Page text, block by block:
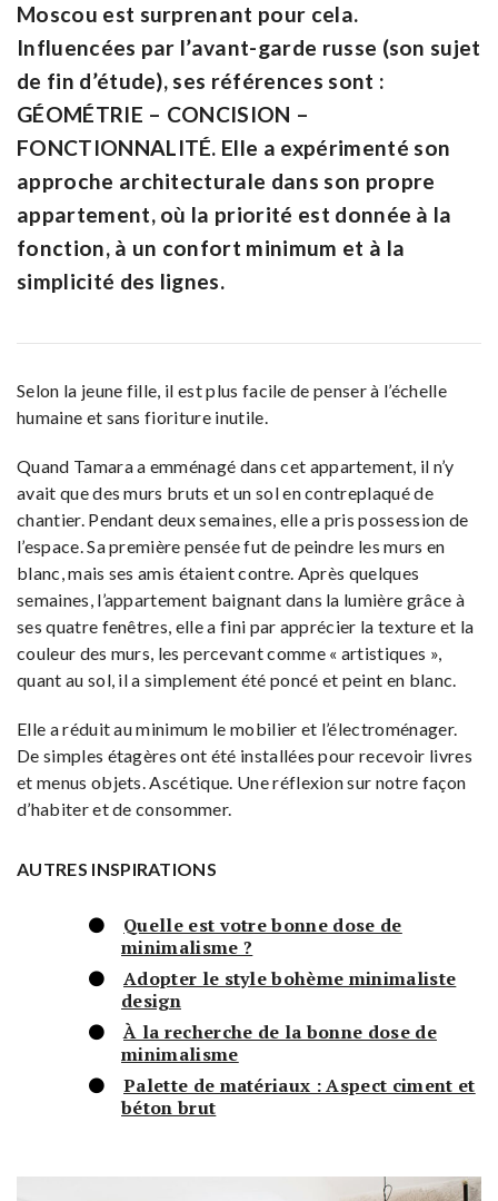
Moscou est surprenant pour cela.
Influencées par l’avant-garde russe (son sujet
de fin d’étude), ses références sont :
GÉOMÉTRIE – CONCISION –
FONCTIONNALITÉ. Elle a expérimenté son
approche architecturale dans son propre
appartement, où la priorité est donnée à la
fonction, à un confort minimum et à la
simplicité des lignes.
Selon la jeune fille, il est plus facile de penser à l’échelle
humaine et sans fioriture inutile.
Quand Tamara a emménagé dans cet appartement, il n’y
avait que des murs bruts et un sol en contreplaqué de
chantier. Pendant deux semaines, elle a pris possession de
l’espace. Sa première pensée fut de peindre les murs en
blanc, mais ses amis étaient contre. Après quelques
semaines, l’appartement baignant dans la lumière grâce à
ses quatre fenêtres, elle a fini par apprécier la texture et la
couleur des murs, les percevant comme « artistiques »,
quant au sol, il a simplement été poncé et peint en blanc.
Elle a réduit au minimum le mobilier et l’électroménager.
De simples étagères ont été installées pour recevoir livres
et menus objets. Ascétique. Une réflexion sur notre façon
d’habiter et de consommer.
AUTRES INSPIRATIONS
Quelle est votre bonne dose de
minimalisme ?
Adopter le style bohème minimaliste
design
À la recherche de la bonne dose de
minimalisme
Palette de matériaux : Aspect ciment et
béton brut